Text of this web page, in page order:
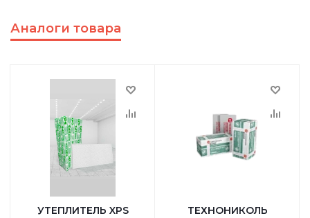
Аналоги товара
УТЕПЛИТЕЛЬ XPS
ТЕХНОНИКОЛЬ